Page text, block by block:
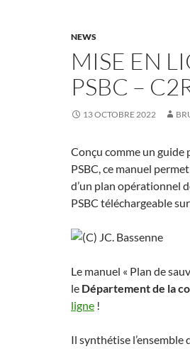
NEWS
MISE EN
PSBC –
13 OCTOBRE 2022
Conçu comme un guide
PSBC, ce manuel
d’un plan opérationnel
PSBC téléchargeable
Le manuel « Plan de
le Département de la
ligne !
Il synthétise